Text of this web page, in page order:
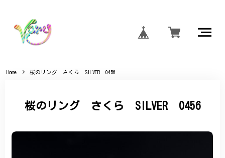
Home 桜のリング さくら SILVER 0456
桜のリング さくら SILVER 0456